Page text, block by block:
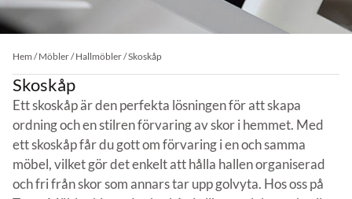
Hem /Möbler/Hallmöbler/ Skoskåp
Skoskåp
Ett skoskåp är den perfekta lösningen för att skapa
ordning och en stilren förvaring av skor i hemmet. Med
ett skoskåp får du gott om förvaring i en och samma
möbel, vilket gör det enkelt att hålla hallen organiserad
och fri från skor som annars tar upp golvyta. Hos oss på